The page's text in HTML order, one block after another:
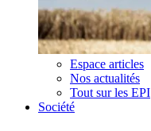
Espace articles
Nos actualités
Tout sur les EPI
Société